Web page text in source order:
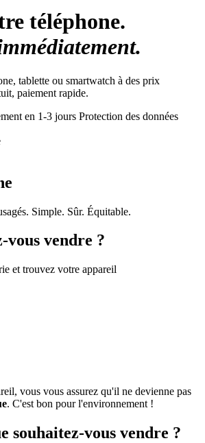
téléphone.
tablette ou smartwatch à des prix
paiement rapide.
en 1-3 jours Protection des données
Simple. Sûr. Équitable.
vous vendre ?
et trouvez votre appareil
vous vous assurez qu'il ne devienne pas
. C'est bon pour l'environnement !
souhaitez-vous vendre ?